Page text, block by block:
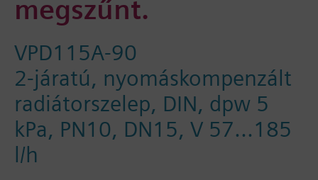
megszűnt.
VPD115A-90
2-járatú, nyomáskompenzált
radiátorszelep, DIN, dpw 5
kPa, PN10, DN15, V 57...185
l/h